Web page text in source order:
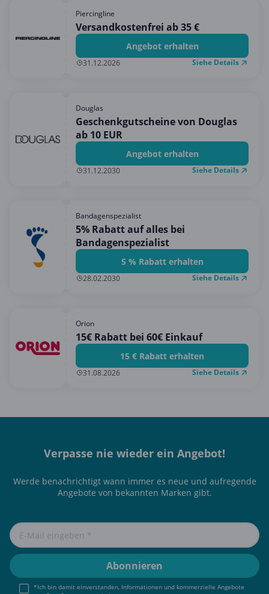
Piercingline
Versandkostenfrei ab 35 €
Angebot erhalten
31.12.2026 Siehe Details
Douglas
Geschenkgutscheine von Douglas
ab 10 EUR
Angebot erhalten
31.12.2030 Siehe Details
Bandagenspezialist
5% Rabatt auf alles bei
Bandagenspezialist
5 % Rabatt erhalten
28.02.2030 Siehe Details
Orion
15€ Rabatt bei 60€ Einkauf
15 € Rabatt erhalten
31.08.2026 Siehe Details
Verpasse nie wieder ein Angebot!
Werde benachrichtigt wann immer es neue und aufregende
Angebote von bekannten Marken gibt.
*Ich bin damit einverstanden, Informationen und kommerzielle Angebote